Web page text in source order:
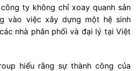
ty không chỉ xoay quanh sản
vào việc xây dựng một hệ sinh
nhà phân phối và đại lý tại Việt
hiểu rằng sự thành công của